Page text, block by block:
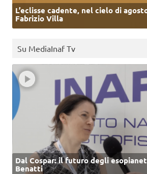
L’eclisse cadente, nel cielo di
Fabrizio Villa
Su MediaInaf Tv
Dal Cospar: il futuro degli
Benatti